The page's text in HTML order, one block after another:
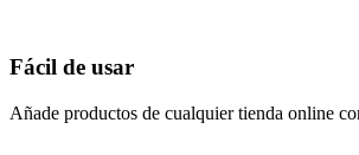
Fácil de usar
Añade productos de cualquier tienda online